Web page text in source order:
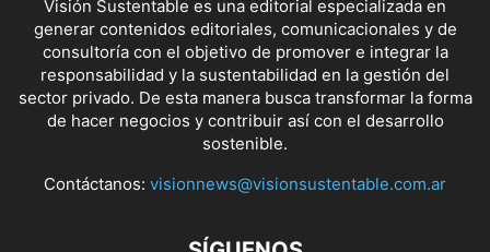
Visión Sustentable es una editorial especializada en
generar contenidos editoriales, comunicacionales y de
consultoría con el objetivo de promover e integrar la
responsabilidad y la sustentabilidad en la gestión del
sector privado. De esta manera busca transformar la forma
de hacer negocios y contribuir así con el desarrollo
sostenible.
Contáctanos: visionnews@visionsustentable.com.ar